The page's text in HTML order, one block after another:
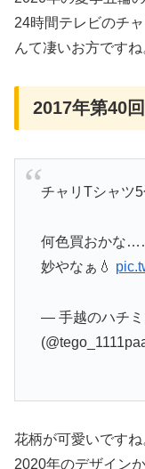
24時間テレビのチ
んて凄いお方ですね
2017年第40
チャリTシャツ5
何色買おかな
妙やなぁ💧
— 手越のハチ
花柄が可愛いですね
2020年のデザイン